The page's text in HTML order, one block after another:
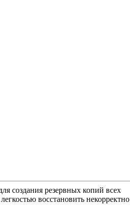
создания резервных копий всех
восстановить некорректно